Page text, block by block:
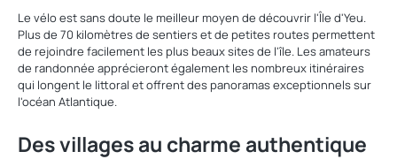
Le vélo est sans doute le meilleur moyen de découvrir l'Île d'Yeu.
Plus de 70 kilomètres de sentiers et de petites routes permettent
de rejoindre facilement les plus beaux sites de l'île. Les amateurs
de randonnée apprécieront également les nombreux itinéraires
qui longent le littoral et offrent des panoramas exceptionnels sur
l'océan Atlantique.
Des villages au charme authentique